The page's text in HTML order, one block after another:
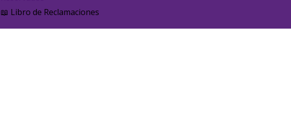
📖 Libro de Reclamaciones